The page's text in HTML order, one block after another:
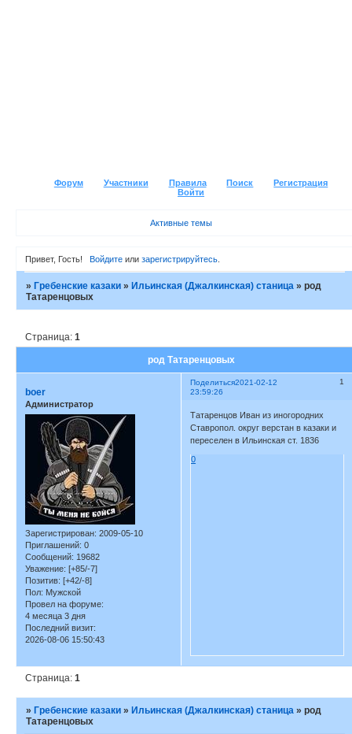
Форум Участники Правила Поиск
Регистрация
Войти
Активные темы
Привет, Гость! Войдитеили зарегистрируйтесь.
»Гребенские казаки »Ильинская (Джалкинская) станица »род
Татаренцовых
род Татаренцовых
Страница:1
Поделиться 1
2021-02-12
23:59:26
boer
Администратор
Зарегистрирован: 2009-05-10
Приглашений: 0
Сообщений: 19682
Уважение: [+85/-7]
Позитив: [+42/-8]
Пол: Мужской
Провел на форуме:
4 месяца 3 дня
Последний визит:
2026-08-06 15:50:43
Татаренцов Иван из иногородних
Ставропол. округ верстан в казаки и
переселен в Ильинская ст. 1836
0
Страница:1
» Гребенские казаки » Ильинская (Джалкинская) станица »род
Татаренцовых